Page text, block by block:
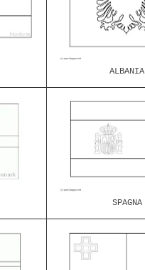
ALBANIA
SPAGNA